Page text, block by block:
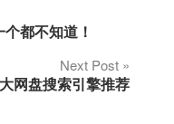
都不知道！
Next Post
网盘搜索引擎推荐